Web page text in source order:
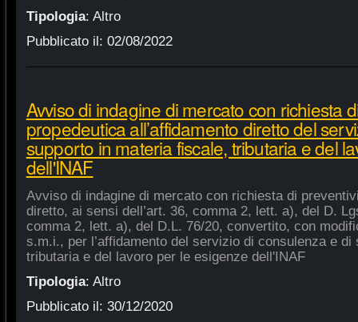
Tipologia: Altro
Pubblicato il: 02/08/2022
Avviso di indagine di mercato con richiesta
propedeutica all’affidamento diretto del
supporto in materia fiscale, tributaria e del
dell'INAF
Avviso di indagine di mercato con richiesta di
diretto, ai sensi dell’art. 36, comma 2, lett. a), del D.
comma 2, lett. a), del D.L. 76/20, convertito, con
s.m.i., per l’affidamento del servizio di consulenza e
tributaria e del lavoro per le esigenze dell'INAF
Tipologia: Altro
Pubblicato il: 30/12/2020